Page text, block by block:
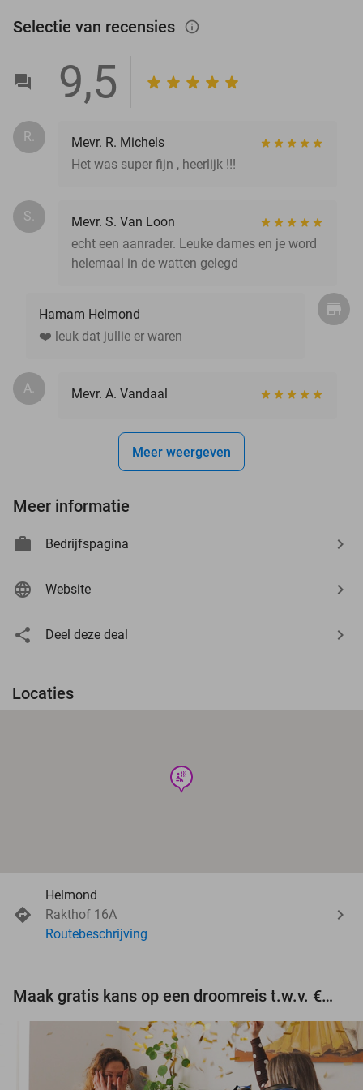
Selectie van recensies info_outlined
9,5
R.
Mevr. R. Michels
Het was super fijn , heerlijk !!!
S.
Mevr. S. Van Loon
echt een aanrader. Leuke dames en je word
helemaal in de watten gelegd
Hamam Helmond
❤️ leuk dat jullie er waren
A. Mevr. A. Vandaal
Meer weergeven
Meer informatie
Bedrijfspagina
Website
Deel deze deal
Locaties
wellness
Helmond
Rakthof 16A
Routebeschrijving
Maak gratis kans op een droomreis t.w.v. €3.000!